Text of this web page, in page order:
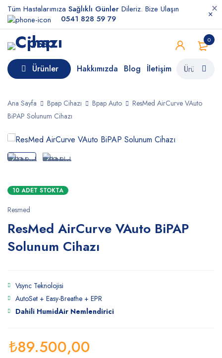
Tüm Hastalarımıza Sağlıklı Günler Dileriz. Bize Ulaşın
0541 828 59 79
0
Ürünler Hakkımızda Blog İletişim
Ana Sayfa Bpap Cihazı Bpap Auto
ResMed AirCurve VAuto
BiPAP Solunum Cihazı
10 ADET STOKTA
Resmed
ResMed AirCurve VAuto BiPAP
Solunum Cihazı
Vsync Teknolojisi
AutoSet + Easy-Breathe + EPR
Dahili HumidAir Nemlendirici
₺89.500,00